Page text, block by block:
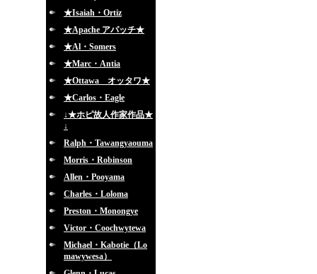
★Isaiah・Ortiz
★Apache アパッチ★
★Al・Somers
★Marc・Antia
★Ottawa オッタワ★
★Carlos・Eagle
↓★ホピ故人作家作品★
↓
Ralph・Tawangyaouma
Morris・Robinson
Allen・Pooyama
Charles・Loloma
Preston・Monongye
Victor・Coochwytewa
Michael・Kabotie（Lo
mawywesa）